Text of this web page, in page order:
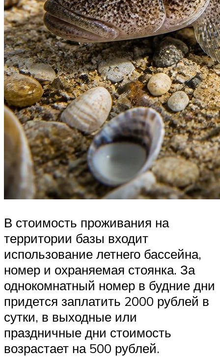
В стоимость проживания на
территории базы входит
использование летнего бассейна,
номер и охраняемая стоянка. За
однокомнатный номер в будние дни
придется заплатить 2000 рублей в
сутки, в выходные или
праздничные дни стоимость
возрастает на 500 рублей.